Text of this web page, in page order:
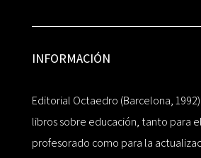
INFORMACIÓN
Editorial Octaedro (Barcelona,
libros sobre educación, tanto para
profesorado como para la